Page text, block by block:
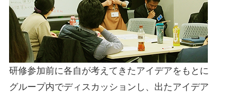
研修参加前に各自が考えてきたアイデアをもとに
グループ内でディスカッションし、出たアイデア